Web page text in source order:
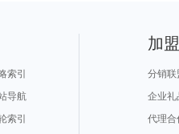
索引
导航
索引
加
分销联
企业礼
代理合